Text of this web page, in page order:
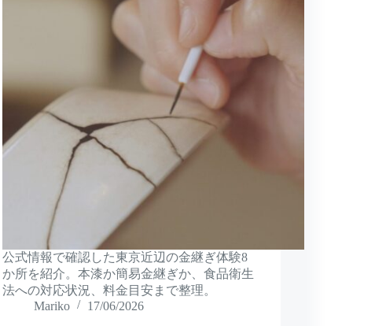
公式情報で確認した東京近辺の金継ぎ体験8
か所を紹介。本漆か簡易金継ぎか、食品衛生
法への対応状況、料金目安まで整理。
Mariko
17/06/2026